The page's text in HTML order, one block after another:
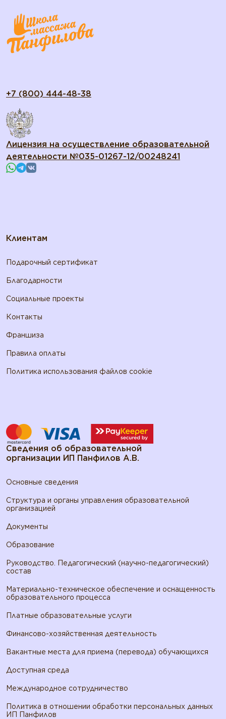
Лицензия на осуществление образовательной
деятельности №035-01267-12/00248241
Клиентам
Подарочный сертификат
Благодарности
Социальные проекты
Контакты
Франшиза
Правила оплаты
Политика использования файлов cookie
+7 (800) 444-48-38
Сведения об образовательной
организации ИП Панфилов А.В.
Основные сведения
Структура и органы управления образовательной
организацией
Документы
Образование
Руководство. Педагогический (научно-педагогический)
состав
Материально-техническое обеспечение и оснащенность
образовательного процесса
Платные образовательные услуги
Финансово-хозяйственная деятельность
Вакантные места для приема (перевода) обучающихся
Доступная среда
Международное сотрудничество
Политика в отношении обработки персональных данных
ИП Панфилов